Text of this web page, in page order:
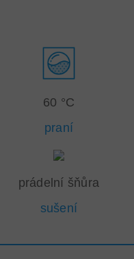
60 °C
praní
prádelní šňůra
sušení